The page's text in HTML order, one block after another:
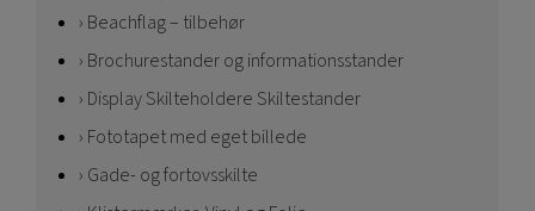
Beachflag – tilbehør
Brochurestander og informationsstander
Display Skilteholdere Skiltestander
Fototapet med eget billede
Gade- og fortovsskilte